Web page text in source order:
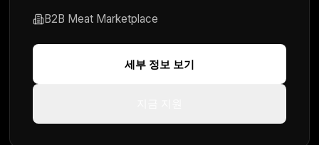
B2B Meat Marketplace
세부 정보 보기